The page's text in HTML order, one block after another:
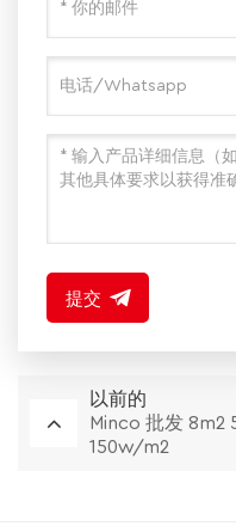
提交
以前的
Minco 批发 8m2
150w/m2